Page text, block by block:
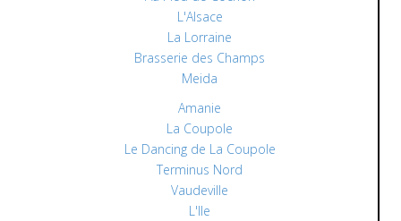
L'Alsace
La Lorraine
Brasserie des Champs
Meida
Amanie
La Coupole
Le Dancing de La Coupole
Terminus Nord
Vaudeville
L'Ile